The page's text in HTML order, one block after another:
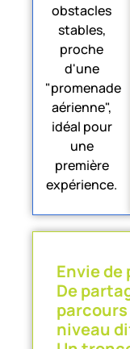
obstacles
stables,
proche
d'une
"promenade
aérienne",
idéal pour
une
première
expérience.
Envie de
De
parcours
niveau